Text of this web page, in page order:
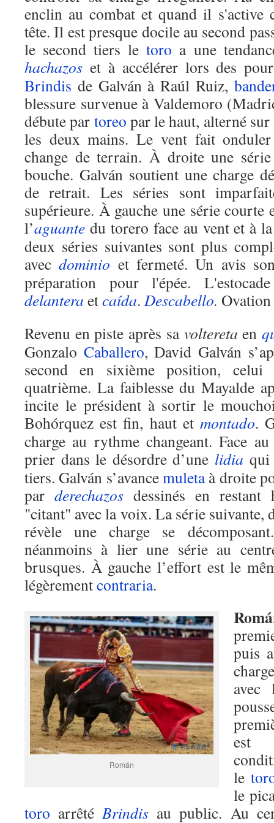
enclin au combat et quand il s'active
tête. Il est presque docile au second
le second tiers letoro a une
hachazos et à accélérer lors des
Brindis de Galván à Raúl Ruiz,
blessure survenue à Valdemoro
débute par toreo par le haut, alterné
les deux mains. Le vent fait
change de terrain. À droite une
bouche. Galván soutient une charge
de retrait. Les séries sont
supérieure. À gauche une série courte
l’aguante du torero face au vent et à
deux séries suivantes sont plus
avecdominio et fermeté. Un avis
préparation pour l'épée.
delantera etcaída. Descabello.
Revenu en piste après sa voltereta en
Gonzalo Caballero, David Galván
second en sixième position,
quatrième. La faiblesse du Mayalde
incite le président à sortir le
Bohórquez est fin, haut etmontado.
charge au rythme changeant. Face
prier dans le désordre d’une lidia qui
tiers. Galván s’avancemuletaà droite
par derechazos dessinés en
"citant" avec la voix. La série suivante,
révèle une charge se
néanmoins à lier une série au
brusques. À gauche l’effort est le
légèrementcontraria.
Román
puis
avec
est
le
le
toro arrêtéBrindis au public. Au